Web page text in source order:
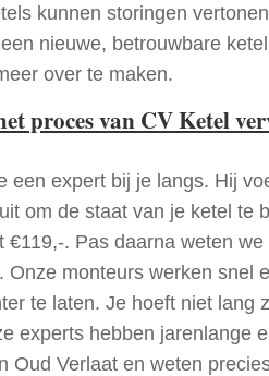
kunnen storingen
nieuwe, betrouwbare
over te maken.
proces van CV Ketel
een expert bij je langs. Hij
om de staat van je ketel te
€119,-. Pas daarna weten
Onze monteurs werken snel
te laten. Je hoeft niet lang
experts hebben jarenlange
Oud Verlaat en weten